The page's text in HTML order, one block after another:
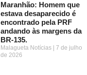
Maranhão: Homem que
estava desaparecido é
encontrado pela PRF
andando às margens da
BR-135.
Malagueta Notícias
7 de julho
de 2026